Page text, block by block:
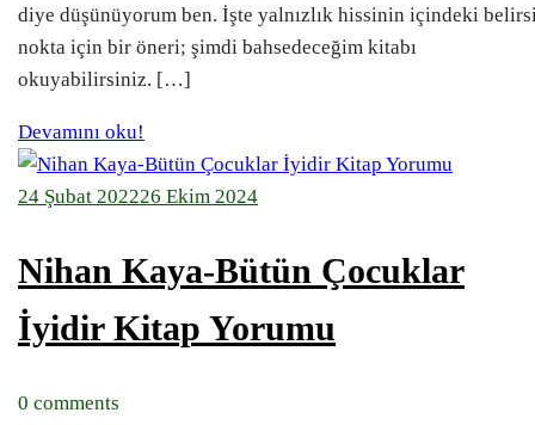
diye düşünüyorum ben. İşte yalnızlık hissinin içindeki
nokta için bir öneri; şimdi bahsedeceğim kitabı
okuyabilirsiniz. […]
Devamını oku!
24 Şubat 202226 Ekim 2024
Nihan Kaya-Bütün Çocuklar
İyidir Kitap Yorumu
0 comments